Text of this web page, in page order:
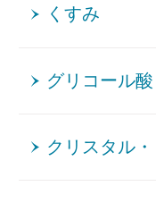
くすみ
グリコール酸
クリスタル